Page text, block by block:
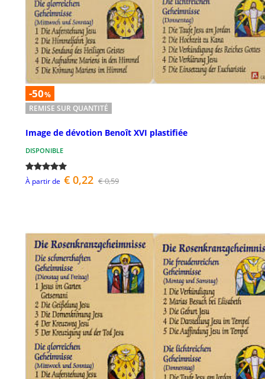
-50%
REMISE SUR QUANTITÉ
Image de dévotion Benoît XVI plastifiée
DISPONIBLE
À partir de € 0,22 € 0,59